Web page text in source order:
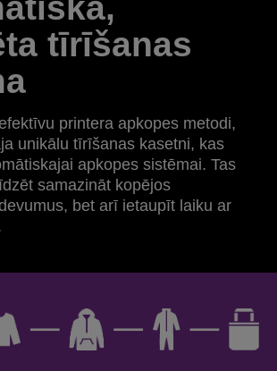
tīrīšanas
printera apkopes metodi,
unikālu tīrīšanas kasetni, kas
apkopes sistēmai. Tas
samazināt kopējos
bet arī ietaupīt laiku ar